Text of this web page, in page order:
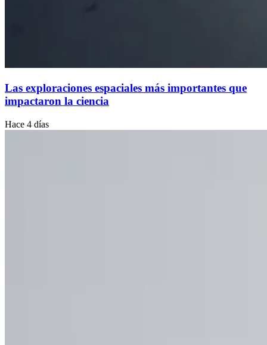
Las exploraciones espaciales más importantes que
impactaron la ciencia
Hace 4 días